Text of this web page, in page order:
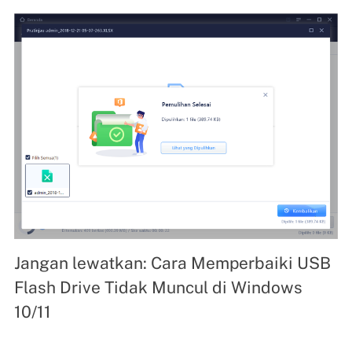
Jangan lewatkan: Cara Memperbaiki USB
Flash Drive Tidak Muncul di Windows
10/11